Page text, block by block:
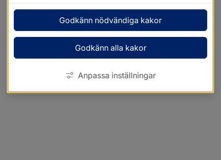
Godkänn nödvändiga kakor
Godkänn alla kakor
Anpassa inställningar